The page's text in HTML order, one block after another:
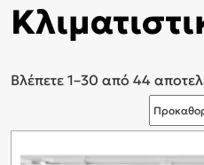
Βλέπετε 1–30 από 44